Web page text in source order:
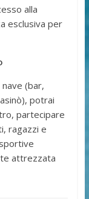
alla
esclusiva per
(bar,
potrai
partecipare
ragazzi e
attrezzata